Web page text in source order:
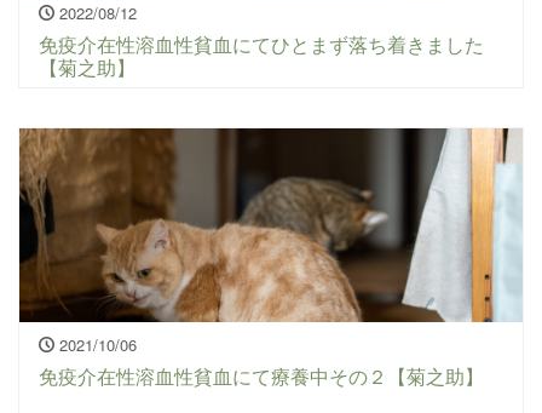
2022/08/12
免疫介在性溶血性貧血にてひとまず落ち着きました
【菊之助】
2021/10/06
免疫介在性溶血性貧血にて療養中その２【菊之助】